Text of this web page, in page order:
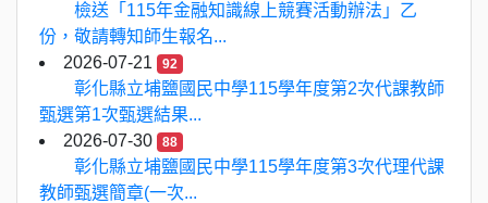
檢送「115年金融知識線上競賽活動辦法」乙
份，敬請轉知師生報名...
2026-07-21
92
彰化縣立埔鹽國民中學115學年度第2次代課教師
甄選第1次甄選結果...
2026-07-30
88
彰化縣立埔鹽國民中學115學年度第3次代理代課
教師甄選簡章(一次...